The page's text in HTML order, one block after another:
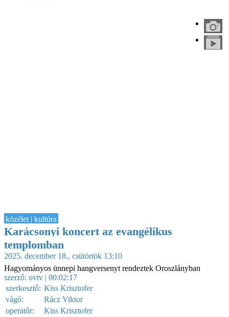
közélet | kultúra
Karácsonyi koncert az evangélikus
templomban
2025. december 18., csütörtök 13:10
Hagyományos ünnepi hangversenyt rendeztek Oroszlányban
szerző: ovtv | 00:02:17
szerkesztő: Kiss Krisztofer
vágó:
Rácz Viktor
operatőr:
Kiss Krisztofer